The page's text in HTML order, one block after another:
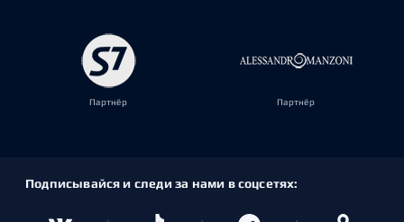
Партнёр Партнёр
Подписывайся и следи за нами в соцсетях: